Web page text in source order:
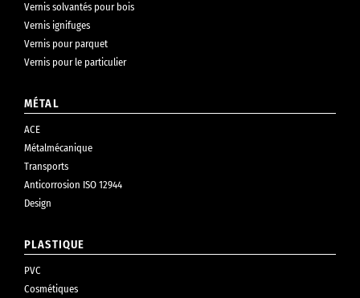
Vernis solvantés pour bois
Vernis ignifuges
Vernis pour parquet
Vernis pour le particulier
MÉTAL
ACE
Métalmécanique
Transports
Anticorrosion ISO 12944
Design
PLASTIQUE
PVC
Cosmétiques